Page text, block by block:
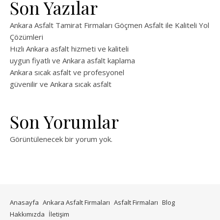
Son Yazılar
Ankara Asfalt Tamirat Firmaları Göçmen Asfalt ile Kaliteli Yol
Çözümleri
Hızlı Ankara asfalt hizmeti ve kaliteli
uygun fiyatlı ve Ankara asfalt kaplama
Ankara sıcak asfalt ve profesyonel
güvenilir ve Ankara sıcak asfalt
Son Yorumlar
Görüntülenecek bir yorum yok.
Anasayfa Ankara Asfalt Firmaları Asfalt Firmaları Blog
Hakkımızda İletişim